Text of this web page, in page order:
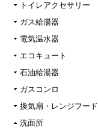
トイレアクセサリー
ガス給湯器
電気温水器
エコキュート
石油給湯器
ガスコンロ
換気扇・レンジフード
洗面所